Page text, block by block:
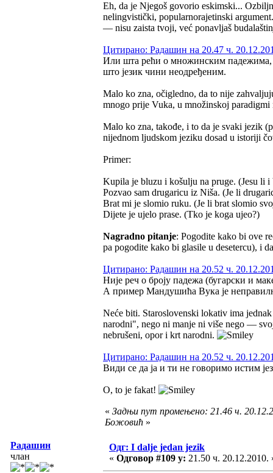
Eh, da je Njegoš govorio eskimski...
nelingvistički, popularnorajetinski
— nisu zaista tvoji, već ponavljaš
Цитирано: Радашин на 20.47 ч.
Или шта рећи о множинским падежима,
што језик чини неодређеним.
Malo ko zna, očigledno, da to nije
mnogo prije Vuka, u množinskoj
Malo ko zna, takođe, i to da je svaki jezik
nijednom ljudskom jeziku dosad u istoriji
Primer:
Kupila je bluzu i košulju na pruge. (Jesu li
Pozvao sam drugaricu iz Niša. (Je li
Brat mi je slomio ruku. (Je li brat slomio
Dijete je ujelo prase. (Tko je koga ujeo?)
Nagradno pitanje: Pogodite kako bi ove
pa pogodite kako bi glasile u desetercu), i
Цитирано: Радашин на 20.52 ч.
Није реч о броју падежа (бугарски и
А пример Мандушића Вука је
Neće biti. Staroslovenski lokativ ima
narodni", nego ni manje ni više nego —
nebrušeni, opor i krt narodni.
Цитирано: Радашин на 20.52 ч.
Види се да ја и ти не говоримо истим
O, to je fakat!
« Задњи пут промењено: 21.46 ч.
Божовић »
Радашин
члан
Одг: I dalje jedan jezik
« Одговор #109 у: 21.50 ч. 20.12.2010.